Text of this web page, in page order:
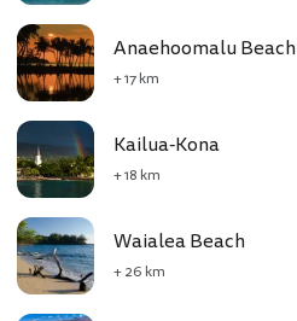
Anaehoomalu Beach
+ 17 km
Kailua-Kona
+ 18 km
Waialea Beach
+ 26 km